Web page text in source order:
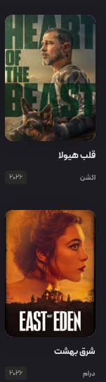
قلب هیولا
اکشن 2026
شرق بهشت
درام 2026